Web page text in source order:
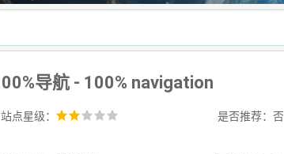
导航 - 100% navigation
站点星级： 是否推荐：否